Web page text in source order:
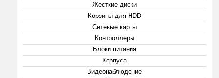
Жесткие диски
Корзины для HDD
Сетевые карты
Контроллеры
Блоки питания
Корпуса
Видеонаблюдение